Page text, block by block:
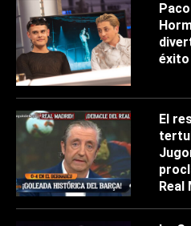
éxito
El
Real